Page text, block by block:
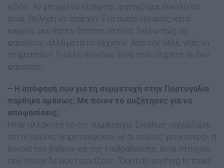
είδος. Αν µπορεί να εξισώσει, φαντάζοµαι εύκολο θα
είναι. Θέληση να υπάρχει. Ένα σωρό γυναίκες κατά
καιρούς µου έχουν ζητήσει να τους δείξω πώς να
ψαρεύουν, αλλά µετά το ξεχνούν. Από την άλλη, γιατί να
σταµατήσω1 Τι άλλο θα κάνω; Είναι πολύ βαρετά αν δεν
ψαρεύεις…
– Η απόφασή σου για τη συµµετοχή στην Πορτογαλία
πάρθηκε αµέσως; Με ποιον το συζήτησες για να
αποφασίσεις;
Ήταν αλλόκοτο το ότι συµµετείχα. Συνήθως ισχυρίζοµαι
ότι οι αγώνες ψαροτούφεκου -κι οι αγώνες γενικότερα-, η
έννοια του βάθρου και της επιβράβευσης, είναι στοιχεία
που πλέον δε µου ταιριάζουν. “Don’t do anything to make